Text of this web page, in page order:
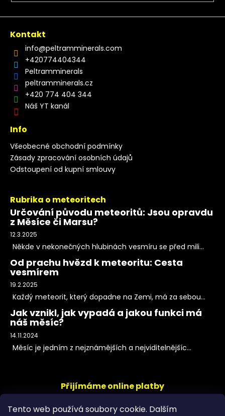
Tento web používá soubory cookie. Dalším
Kontakt
info@peltramminerals.com
+420774404344
Peltramminerals
peltramminerals.cz
+420 774 404 344
Náš YT kanál
Info
Všeobecné obchodní podmínky
Zásady zpracování osobních údajů
Odstoupení od kupní smlouvy
Rubrika o meteoritech
Určování původu meteoritů: Jsou opravdu
z Měsíce či Marsu?
12.3.2025
Někde v nekonečných hlubinách vesmíru se před mili...
Od prachu hvězd k meteoritu: Cesta
vesmírem
19.2.2025
Každý meteorit, který dopadne na Zemi, má za sebou...
Jak vznikl, jak vypadá a jakou funkci má
náš měsíc?
14.11.2024
Měsíc je jedním z nejznámějších a nejviditelnějšíc...
Přijímáme online platby